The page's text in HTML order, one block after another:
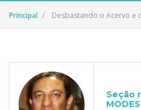
Principal Desbastando o Acervo
Seção